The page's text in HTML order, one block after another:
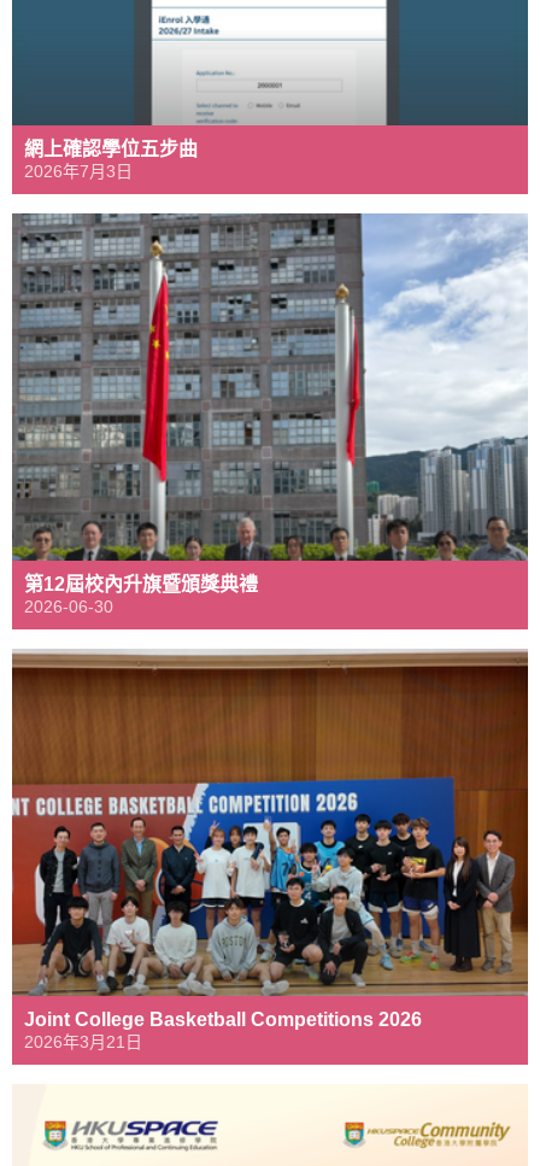
網上確認學位五步曲
2026年7月3日
第12屆校內升旗暨頒獎典禮
2026-06-30
Joint College Basketball Competitions 2026
2026年3月21日